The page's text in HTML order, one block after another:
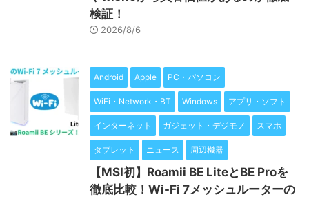
検証！
2026/8/6
Android Apple PC・パソコン
WiFi・Network・BT Windows アプリ・ソフト
インターネット ガジェット・デジモノ スマホ
タブレット ニュース 周辺機器
【MSI初】Roamii BE LiteとBE Proを
徹底比較！Wi-Fi 7メッシュルーターの